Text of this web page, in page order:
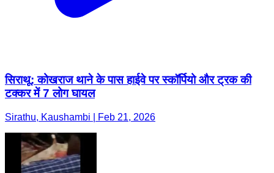
सिराथू: कोखराज थाने के पास हाईवे पर स्कॉर्पियो और ट्रक की
टक्कर में 7 लोग घायल
Sirathu, Kaushambi | Feb 21, 2026